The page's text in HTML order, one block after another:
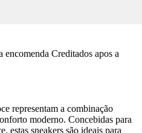
encomenda Creditados apos a
representam a combinação
moderno. Concebidas para
estas sneakers são ideais para